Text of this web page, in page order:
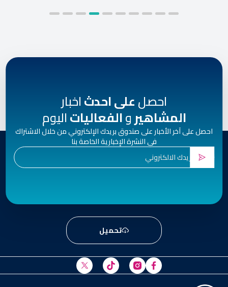
احصلعلى احدثاخبار
المشاهيروالفعالياتاليوم
احصل على آخر الأخبار على صندوق بريدك الإلكتروني من خلال الاشتراك
في النشرة الإخبارية الخاصة بنا
تحميل